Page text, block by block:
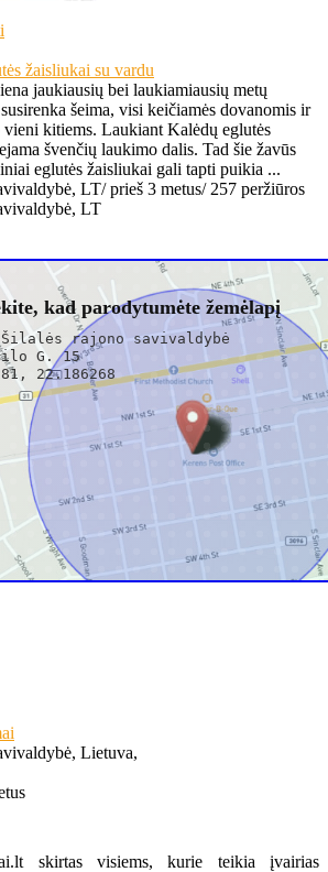
žaisliukai su vardu
jaukiausių bei laukiamiausių metų
šeima, visi keičiamės dovanomis ir
kitiems. Laukiant Kalėdų eglutės
švenčių laukimo dalis. Tad šie žavūs
eglutės žaisliukai gali tapti puikia ...
LT/ prieš 3 metus/ 257 peržiūros
LT
kad parodytumėte žemėlapį
rajono savivaldybė
G. 15
22.186268
Lietuva,
skirtas visiems, kurie teikia įvairias